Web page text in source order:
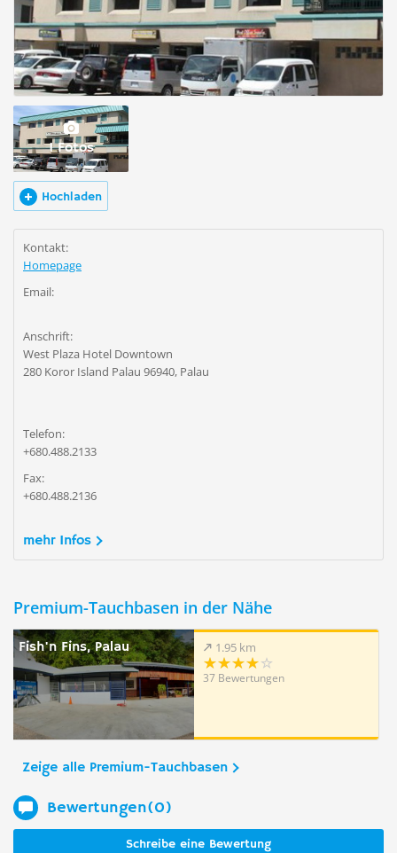
1 Fotos
Hochladen
Kontakt:
Homepage
Email:
Anschrift:
West Plaza Hotel Downtown
280 Koror Island Palau 96940, Palau
Telefon:
+680.488.2133
Fax:
+680.488.2136
mehr Infos
Premium-Tauchbasen in der Nähe
Fish'n Fins, Palau 1.95 km
37 Bewertungen
Zeige alle Premium-Tauchbasen
Bewertungen(0)
Schreibe eine Bewertung